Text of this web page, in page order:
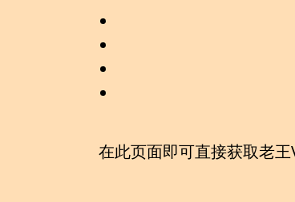
在此页面即可直接获取老王